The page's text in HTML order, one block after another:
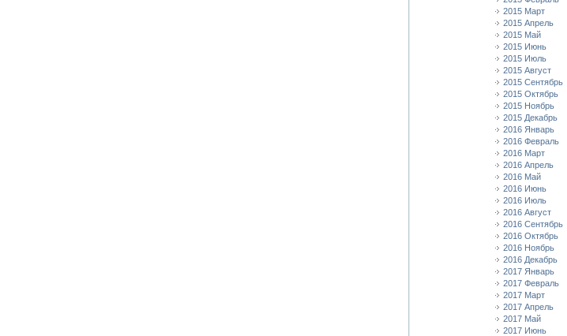
2015 Март
2015 Апрель
2015 Май
2015 Июнь
2015 Июль
2015 Август
2015 Сентябрь
2015 Октябрь
2015 Ноябрь
2015 Декабрь
2016 Январь
2016 Февраль
2016 Март
2016 Апрель
2016 Май
2016 Июнь
2016 Июль
2016 Август
2016 Сентябрь
2016 Октябрь
2016 Ноябрь
2016 Декабрь
2017 Январь
2017 Февраль
2017 Март
2017 Апрель
2017 Май
2017 Июнь